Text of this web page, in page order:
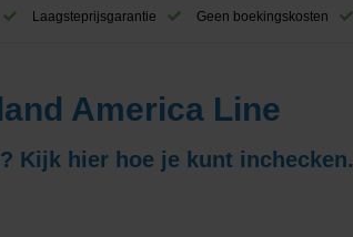
Laagsteprijsgarantie Geen boekingskosten
America Line
Kijk hier hoe je kunt inchecken.